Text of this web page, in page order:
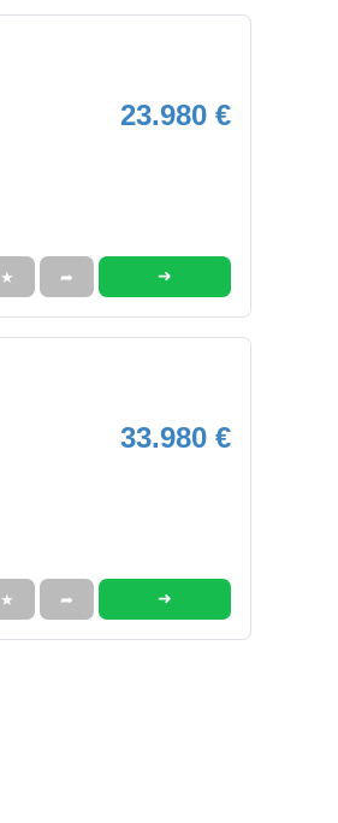
23.980 €
★ ➦ ➜
33.980 €
★ ➦ ➜